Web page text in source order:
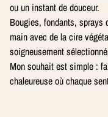
ou un instant de douceur.
Bougies, fondants, sprays
main avec de la cire
soigneusement
Mon souhait est simple :
chaleureuse où chaque